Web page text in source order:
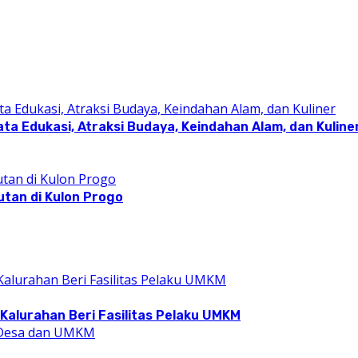
Edukasi, Atraksi Budaya, Keindahan Alam, dan
di Kulon Progo
Beri Fasilitas Pelaku UMKM